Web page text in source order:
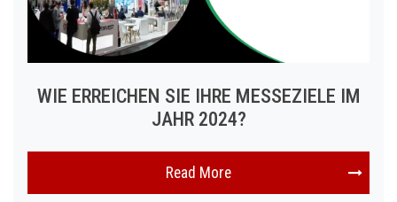
WIE ERREICHEN SIE IHRE MESSEZIELE IM
JAHR 2024?
Read More